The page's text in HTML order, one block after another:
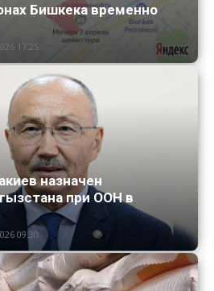
Бишкека временно
17:25
назначен
при ООН в
09:30